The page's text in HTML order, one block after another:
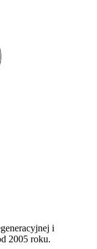
i
2005 roku.